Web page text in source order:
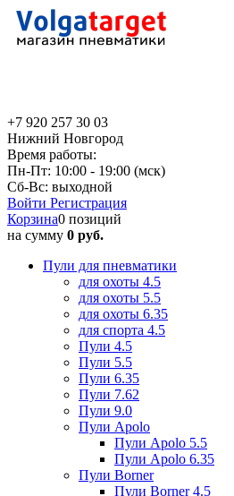
+7 920 257 30 03
Нижний Новгород
Время работы:
Пн-Пт: 10:00 - 19:00 (мск)
Сб-Вс: выходной
Войти Регистрация
Корзина0 позиций
на сумму 0 руб.
Пули для пневматики
для охоты 4.5
для охоты 5.5
для охоты 6.35
для спорта 4.5
Пули 4.5
Пули 5.5
Пули 6.35
Пули 7.62
Пули 9.0
Пули Apolo
Пули Apolo 5.5
Пули Apolo 6.35
Пули Borner
Пули Borner 4.5